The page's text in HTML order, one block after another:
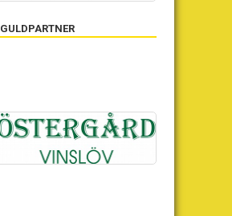
GULDPARTNER